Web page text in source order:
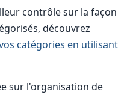
contrôle sur la façon
découvrez
catégories en utilisant
sur l'organisation de